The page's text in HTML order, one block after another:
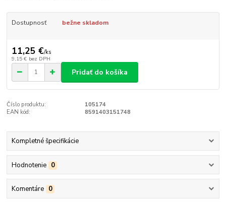
Dostupnosť bežne skladom
11,25 €/ks
9,15 € bez DPH
Pridať do košíka
Číslo produktu:
105174
EAN kód:
8591403151748
Kompletné špecifikácie
Hodnotenie 0
Komentáre 0